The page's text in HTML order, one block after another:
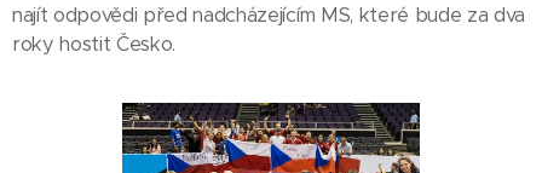
najít odpovědi před nadcházejícím MS, které bude za dva
roky hostit Česko.